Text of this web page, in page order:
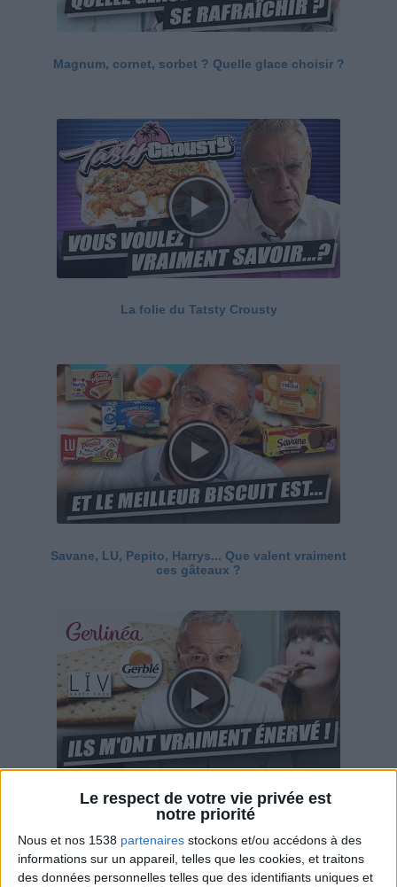
Le respect de votre vie privée est
notre priorité
Nous et nos 1538 partenaires stockons et/ou accédons à des
informations sur un appareil, telles que les cookies, et traitons
des données personnelles telles que des identifiants uniques et
Magnum, cornet, sorbet ? Quelle glace choisir ?
La folie du Tatsty Crousty
Savane, LU, Pepito, Harrys... Que valent vraiment
ces gâteaux ?
Ces marques diététiques : c'est n'importe quoi !